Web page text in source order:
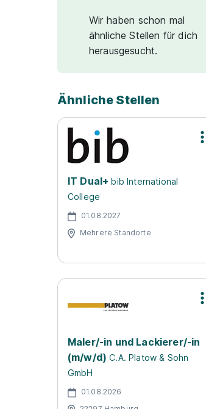
Wir haben schon mal
ähnliche Stellen für dich
herausgesucht.
Ähnliche Stellen
IT Dual+ bib International
College
01.08.2027
Mehrere Standorte
Maler/-in und Lackierer/-in
(m/w/d) C.A. Platow & Sohn
GmbH
01.08.2026